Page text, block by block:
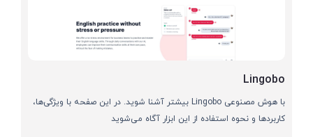
Lingobo
با هوش مصنوعی Lingobo بیشتر آشنا شوید. در این صفحه با ویژگی‌ها،
کاربردها و نحوه استفاده از این ابزار آگاه می‌شوید